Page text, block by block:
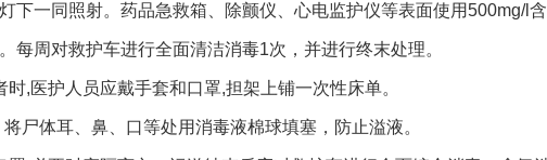
下一同照射。药品急救箱、除颤仪、心电监护仪等表面使用500mg/l含
周对救护车进行全面清洁消毒1次，并进行终末处理。
,医护人员应戴手套和口罩,担架上铺一次性床单。
尸体耳、鼻、口等处用消毒液棉球填塞，防止溢液。